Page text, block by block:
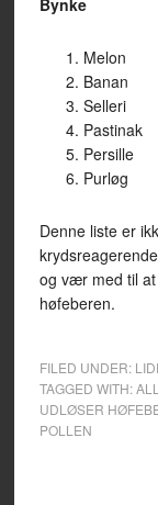
Bynke
Melon
Banan
Selleri
Pastinak
Persille
Purløg
Denne liste er
og vær med til
høfeberen.
FILED UNDER:
TAGGED WITH:
UDLØSER
POLLEN